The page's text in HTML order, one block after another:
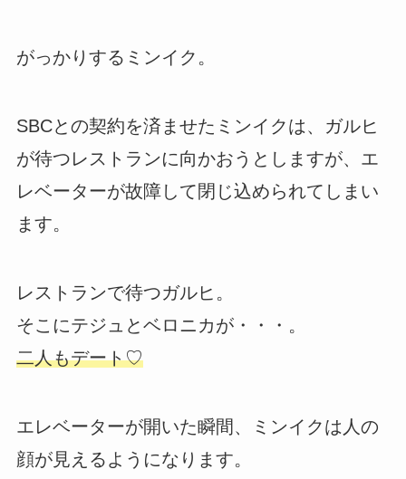
がっかりするミンイク。
SBCとの契約を済ませたミンイクは、ガルヒ
が待つレストランに向かおうとしますが、エ
レベーターが故障して閉じ込められてしまい
ます。
レストランで待つガルヒ。
そこにテジュとベロニカが・・・。
二人もデート♡
エレベーターが開いた瞬間、ミンイクは人の
顔が見えるようになります。